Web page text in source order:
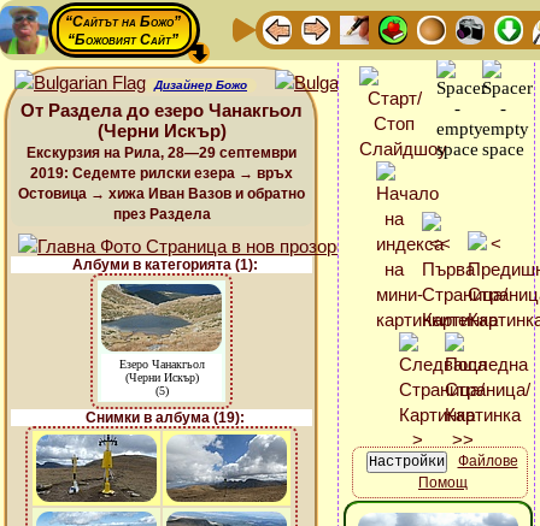
“Сайтът на Божо”
“Божовият Сайт”
Дизайнер Божо
От Раздела до езеро Чанакгьол
(Черни Искър)
Екскурзия на Рила, 28—29 септември
2019: Седемте рилски езера → връх
Остовица → хижа Иван Вазов и обратно
през Раздела
Албуми в категорията (1):
Езеро Чанакгьол
(Черни Искър)
(5)
Снимки в албума (19):
Файлове
Помощ